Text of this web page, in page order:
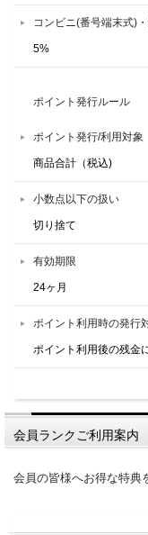
コンビニ(番号端末式)
5%
ポイント発行ルール
ポイント発行/利用対象
商品合計（税込)
小数点以下の扱い
切り捨て
有効期限
24ヶ月
ポイント利用時の発行
ポイント利用後の残金
会員ランクご利用案内
会員の皆様へお得な特典